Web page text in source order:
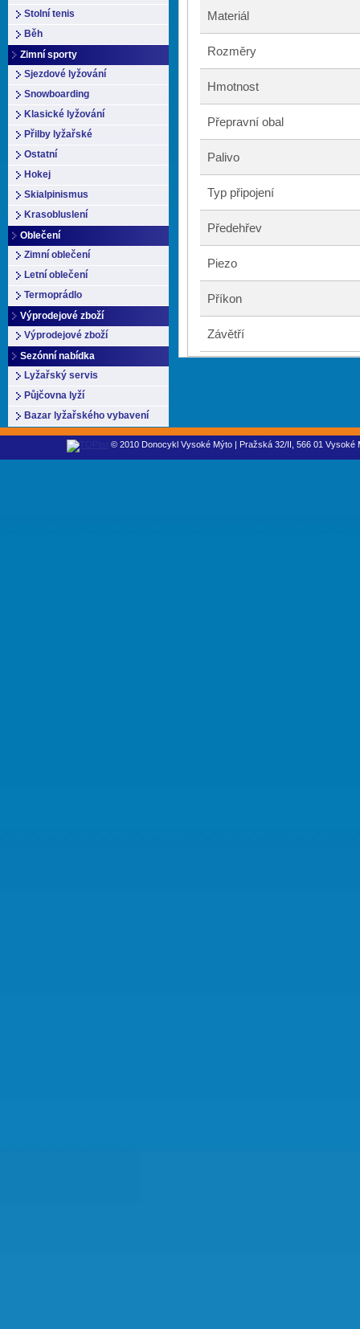
Stolní tenis
Běh
Zimní sporty
Sjezdové lyžování
Snowboarding
Klasické lyžování
Přilby lyžařské
Ostatní
Hokej
Skialpinismus
Krasobluslení
Oblečení
Zimní oblečení
Letní oblečení
Termoprádlo
Výprodejové zboží
Výprodejové zboží
Sezónní nabídka
Lyžařský servis
Půjčovna lyží
Bazar lyžařského vybavení
Materiál
Rozměry
Hmotnost
Přepravní obal
Palivo
Typ připojení
Předehřev
Piezo
Příkon
Závětří
© 2010 Donocykl Vysoké Mýto | Pražská 32/II, 566 01 Vysoké